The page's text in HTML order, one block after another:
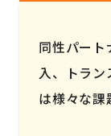
同性パー
入、トラ
は様々な課